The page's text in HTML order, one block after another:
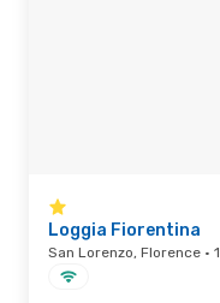
Loggia Fiorentina
San Lorenzo, Florence